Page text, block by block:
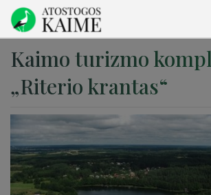
Kaimo turizmo
„Riterio krantas“